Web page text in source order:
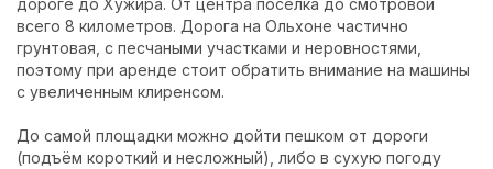
дороге до Хужира. От центра посёлка до смотровой
всего 8 километров. Дорога на Ольхоне частично
грунтовая, с песчаными участками и неровностями,
поэтому при аренде стоит обратить внимание на машины
с увеличенным клиренсом.
До самой площадки можно дойти пешком от дороги
(подъём короткий и несложный), либо в сухую погоду